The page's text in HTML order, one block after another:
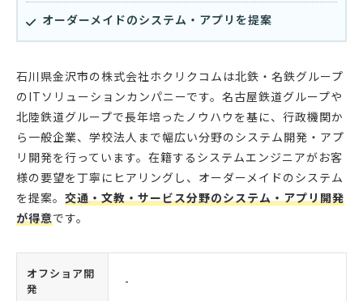
オーダーメイドのシステム・アプリを提案
石川県金沢市の株式会社ホクリクコムは北鉄・名鉄グループ
のITソリューションカンパニーです。名古屋鉄道グループや
北陸鉄道グループで長年培ったノウハウを基に、行政機関か
ら一般企業、学校法人まで幅広い分野のシステム開発・アプ
リ開発を行っています。 在籍するシステムエンジニアがお客
様の要望を丁寧にヒアリングし、オーダーメイドのシステム
を提案。 交通・文教・サービス分野のシステム・アプリ開発
が得意です。
オフショア開
発
-